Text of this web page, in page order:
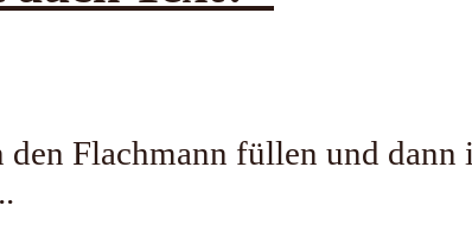
den Flachmann füllen und